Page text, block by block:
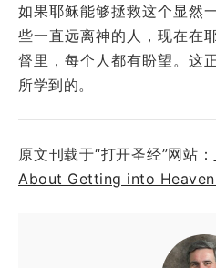
如果耶稣能够拯救这个显然
些一直远离神的人，现在在
督里，每个人都有盼望。这
所学到的。
原文刊载于“打开圣经”网站：
About Getting into